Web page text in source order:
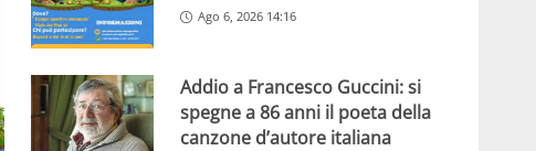
Ago 6, 2026 14:16
Addio a Francesco Guccini: si
spegne a 86 anni il poeta della
canzone d’autore italiana